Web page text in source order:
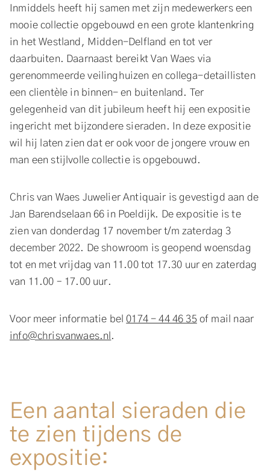
Inmiddels heeft hij samen met zijn medewerkers een
mooie collectie opgebouwd en een grote klantenkring
in het Westland, Midden-Delfland en tot ver
daarbuiten. Daarnaast bereikt Van Waes via
gerenommeerde veilinghuizen en collega-detaillisten
een clientèle in binnen- en buitenland. Ter
gelegenheid van dit jubileum heeft hij een expositie
ingericht met bijzondere sieraden. In deze expositie
wil hij laten zien dat er ook voor de jongere vrouw en
man een stijlvolle collectie is opgebouwd.
Chris van Waes Juwelier Antiquair is gevestigd aan de
Jan Barendselaan 66 in Poeldijk. De expositie is te
zien van donderdag 17 november t/m zaterdag 3
december 2022. De showroom is geopend woensdag
tot en met vrijdag van 11.00 tot 17.30 uur en zaterdag
van 11.00 – 17.00 uur.
Voor meer informatie bel 0174 - 44 46 35of mail naar
info@chrisvanwaes.nl .
Een aantal sieraden die
te zien tijdens de
expositie: